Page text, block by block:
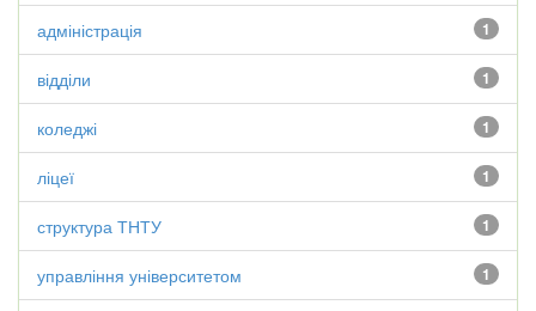
1
адміністрація
1
відділи
1
коледжі
1
ліцеї
1
структура ТНТУ
1
управління університетом